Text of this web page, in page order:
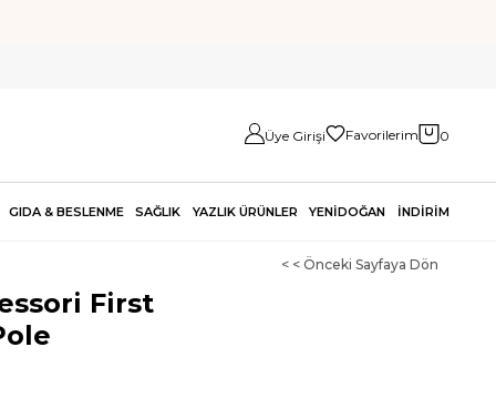
Üye Girişi Favorilerim 0
GIDA & BESLENME SAĞLIK YAZLIK ÜRÜNLER YENİDOĞAN İNDİRİM
< < Önceki Sayfaya Dön
First